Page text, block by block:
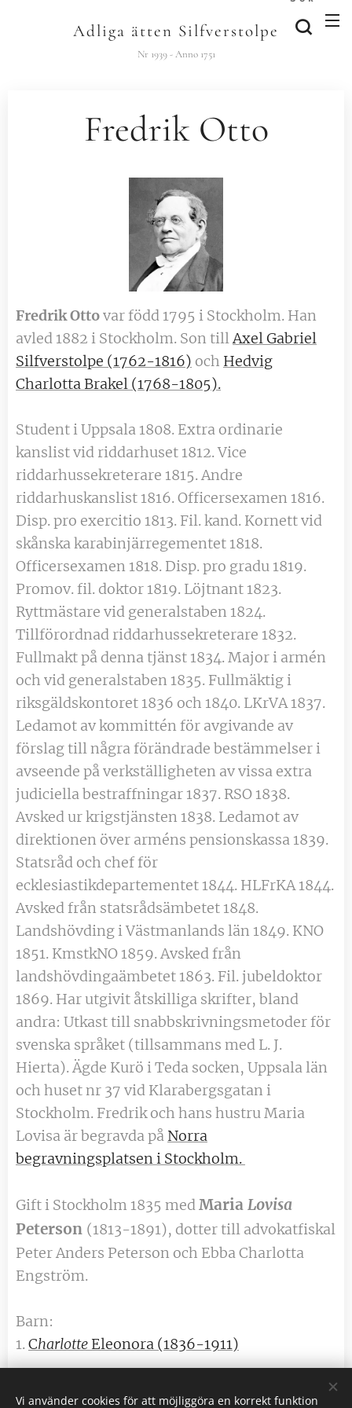
Adliga ätten Silfverstolpe
Nr 1939 - Anno 1751
Fredrik Otto
Fredrik Ottovar född 1795 i Stockholm. Han
avled 1882 i Stockholm. Son tillAxel Gabriel
Silfverstolpe (1762-1816) och Hedvig
Charlotta Brakel (1768-1805).
Student i Uppsala 1808. Extra ordinarie
kanslist vid riddarhuset 1812. Vice
riddarhussekreterare 1815. Andre
riddarhuskanslist 1816. Officersexamen 1816.
Disp. pro exercitio 1813. Fil. kand. Kornett vid
skånska karabinjärregementet 1818.
Officersexamen 1818. Disp. pro gradu 1819.
Promov. fil. doktor 1819. Löjtnant 1823.
Ryttmästare vid generalstaben 1824.
Tillförordnad riddarhussekreterare 1832.
Fullmakt på denna tjänst 1834. Major i armén
och vid generalstaben 1835. Fullmäktig i
riksgäldskontoret 1836 och 1840. LKrVA 1837.
Ledamot av kommittén för avgivande av
förslag till några förändrade bestämmelser i
avseende på verkställigheten av vissa extra
judiciella bestraffningar 1837. RSO 1838.
Avsked ur krigstjänsten 1838. Ledamot av
direktionen över arméns pensionskassa 1839.
Statsråd och chef för
ecklesiastikdepartementet 1844. HLFrKA 1844.
Avsked från statsrådsämbetet 1848.
Landshövding i Västmanlands län 1849. KNO
1851. KmstkNO 1859. Avsked från
landshövdingaämbetet 1863. Fil. jubeldoktor
1869. Har utgivit åtskilliga skrifter, bland
andra: Utkast till snabbskrivningsmetoder för
svenska språket (tillsammans med L. J.
Hierta). Ägde Kurö i Teda socken, Uppsala län
och huset nr 37 vid Klarabergsgatan i
Stockholm. Fredrik och hans hustru Maria
Lovisa är begravda på Norra
begravningsplatsen i Stockholm.
Gift i Stockholm 1835 medMaria Lovisa
Peterson (1813-1891), dotter till advokatfiskal
Peter Anders Peterson och Ebba Charlotta
Engström.
Barn:
1. Charlotte Eleonora (1836-1911)
Vi använder cookies för att möjliggöra en korrekt funktion